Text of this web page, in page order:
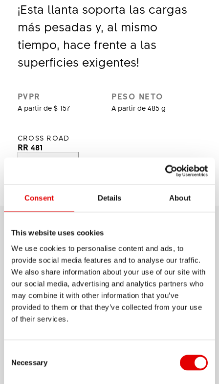
Consent Details About
This website uses cookies
We use cookies to personalise content and ads, to
provide social media features and to analyse our traffic.
We also share information about your use of our site with
our social media, advertising and analytics partners who
may combine it with other information that you’ve
provided to them or that they’ve collected from your use
of their services.
Necessary
¡Esta llanta soporta las cargas
más pesadas y, al mismo
tiempo, hace frente a las
superficies exigentes!
PVPR
A partir de $ 157
PESO NETO
A partir de 485 g
CROSS ROAD
RR 481
modelo
Detalle producto
Está en la búsqueda de un par de llantas para
rodar por malas carreteras? Entonces, las RR481
pueden ser la opción perfecta para usted. Con un
ancho interior de 22 mm y un peso del sistema
aprobado de hasta 130 kg, esta llanta
su bicicleta Cyclcross, en la de Gravel o en su
MATERIAL